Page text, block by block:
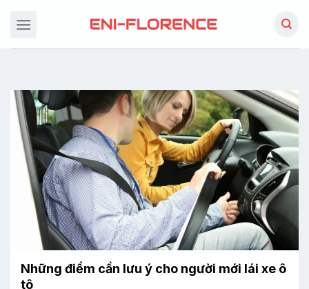
đến
dung
Những điểm cần lưu ý cho người mới lái xe ô
tô